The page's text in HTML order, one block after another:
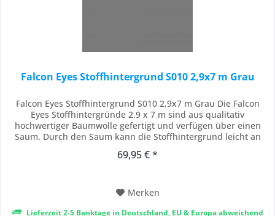
Falcon Eyes Stoffhintergrund S010 2,9x7 m Grau
Falcon Eyes Stoffhintergrund S010 2,9x7 m Grau Die Falcon
Eyes Stoffhintergründe 2,9 x 7 m sind aus qualitativ
hochwertiger Baumwolle gefertigt und verfügen über einen
Saum. Durch den Saum kann die Stoffhintergrund leicht an
Stoffhintergründe sind robust und strapazierfähig und
69,95 € *
Merken
Lieferzeit 2-5 Banktage in Deutschland, EU & Europa abweichend